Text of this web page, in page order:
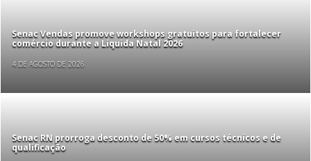
Senac Vendas promove workshops gratuitos para fortalecer
comércio durante a Liquida Natal 2026
4 DE AGOSTO DE 2026
Senac RN prorroga desconto de 50% em cursos técnicos e de
qualificação